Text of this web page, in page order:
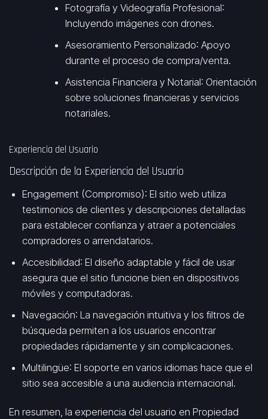
Fotografía y Videografía Profesional:
Incluyendo imágenes con drones.
Asesoramiento Personalizado: Apoyo
durante el proceso de compra/venta.
Asistencia Financiera y Notarial: Orientación
sobre soluciones financieras y servicios
notariales.
Experiencia del Usuario
Descripción de la Experiencia del Usuario
Engagement (Compromiso): El sitio web utiliza
testimonios de clientes y descripciones detalladas
para establecer confianza y atraer a potenciales
compradores o arrendatarios.
Accesibilidad: El diseño adaptable y fácil de usar
asegura que el sitio funcione bien en dispositivos
móviles y computadoras.
Navegación: La navegación intuitiva y los filtros de
búsqueda permiten a los usuarios encontrar
propiedades rápidamente y sin complicaciones.
Multilingüe: El soporte en varios idiomas hace que el
sitio sea accesible a una audiencia internacional.
En resumen, la experiencia del usuario en Propiedad